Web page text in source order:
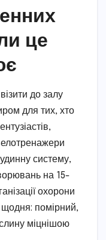
це
до залу
для тих, хто
систему,
на 15-
охорони
щодня: помірний,
міцнішою